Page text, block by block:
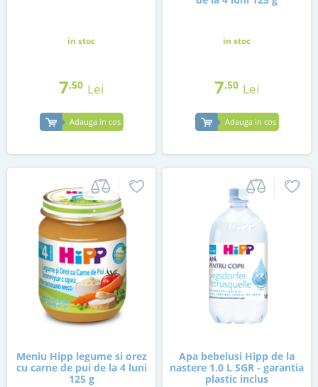
in stoc
7,50 Lei
Adauga in cos
in stoc
7,50 Lei
Adauga in cos
Meniu Hipp legume si orez
cu carne de pui de la 4 luni
125 g
Apa bebelusi Hipp de la
nastere 1.0 L SGR - garantia
plastic inclus